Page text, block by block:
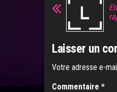
Laisser un
Votre adresse e-
Commentaire *